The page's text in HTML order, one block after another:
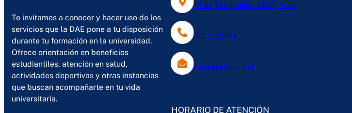
Te invitamos a conocer y hacer uso de los
servicios que la DAE pone a tu disposición
durante tu formación en la universidad.
Ofrece orientación en beneficios
estudiantiles, atención en salud,
actividades deportivas y otras instancias
que buscan acompañarte en tu vida
universitaria.
18 de Septiembre 2222, Arica
(58) 2 205124
dae@gestion.uta.cl
HORARIO DE ATENCIÓN